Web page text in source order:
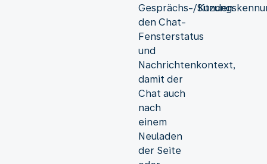
Gesprächs-/
den Chat-
Fensterstatus
und
Nachrichtenkontext,
damit der
Chat auch
nach
einem
Neuladen
der Seite
Kunden